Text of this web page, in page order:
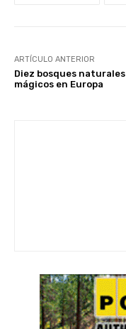
ARTÍCULO ANTERIOR
Diez bosques naturales
mágicos en Europa